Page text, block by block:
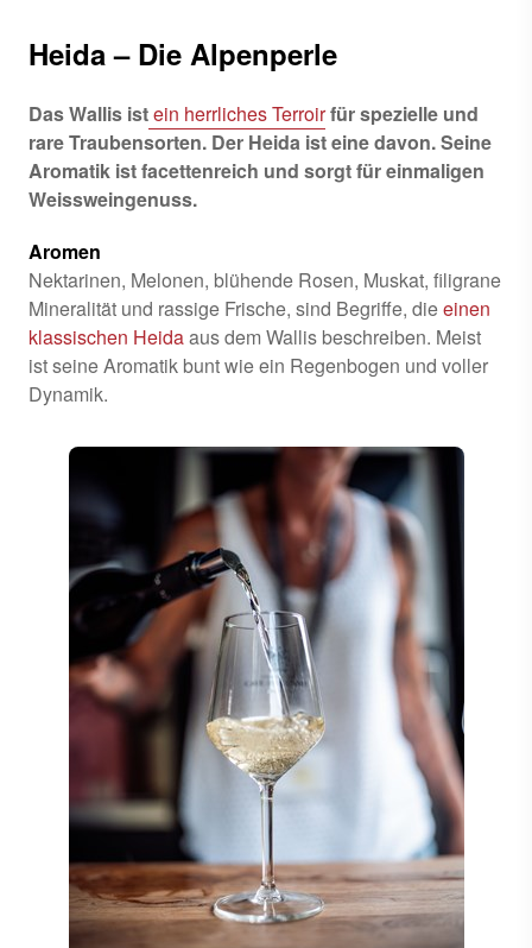
Heida – Die Alpenperle
Das Wallis istein herrliches Terroirfür spezielle und
rare Traubensorten. Der Heida ist eine davon. Seine
Aromatik ist facettenreich und sorgt für einmaligen
Weissweingenuss.
Aromen
Nektarinen, Melonen, blühende Rosen, Muskat, filigrane
Mineralität und rassige Frische, sind Begriffe, dieeinen
klassischen Heidaaus dem Wallis beschreiben. Meist
ist seine Aromatik bunt wie ein Regenbogen und voller
Dynamik.